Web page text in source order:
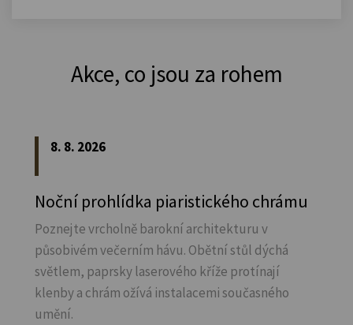
Akce, co jsou za rohem
8. 8. 2026
Noční prohlídka piaristického chrámu
Poznejte vrcholně barokní architekturu v
působivém večerním hávu. Obětní stůl dýchá
světlem, paprsky laserového kříže protínají
klenby a chrám ožívá instalacemi současného
umění.